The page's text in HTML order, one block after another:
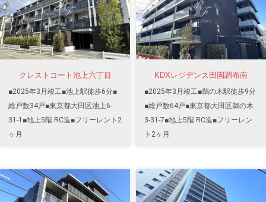
クレストコート池上六丁目
■2025年3月竣工■池上駅徒歩6分■
総戸数34戸■東京都大田区池上6-
31-1■地上5階 RC造■フリーレント2
ヶ月
KDXレジデンス田園調布南
■2025年3月竣工■鵜の木駅徒歩9分
■総戸数64戸■東京都大田区鵜の木
3-31-7■地上5階 RC造■フリーレン
ト2ヶ月